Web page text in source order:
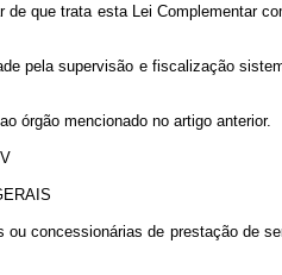
que trata esta Lei Complementar
pela supervisão e fiscalização
mencionado no artigo anterior.
concessionárias de prestação de